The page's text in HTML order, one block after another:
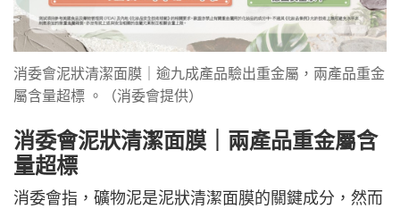
消委會泥狀清潔面膜｜逾九成產品驗出重金屬，兩產品重金
屬含量超標 。（消委會提供）
消委會泥狀清潔面膜｜兩產品重金屬含
量超標
消委會指，礦物泥是泥狀清潔面膜的關鍵成分，然而